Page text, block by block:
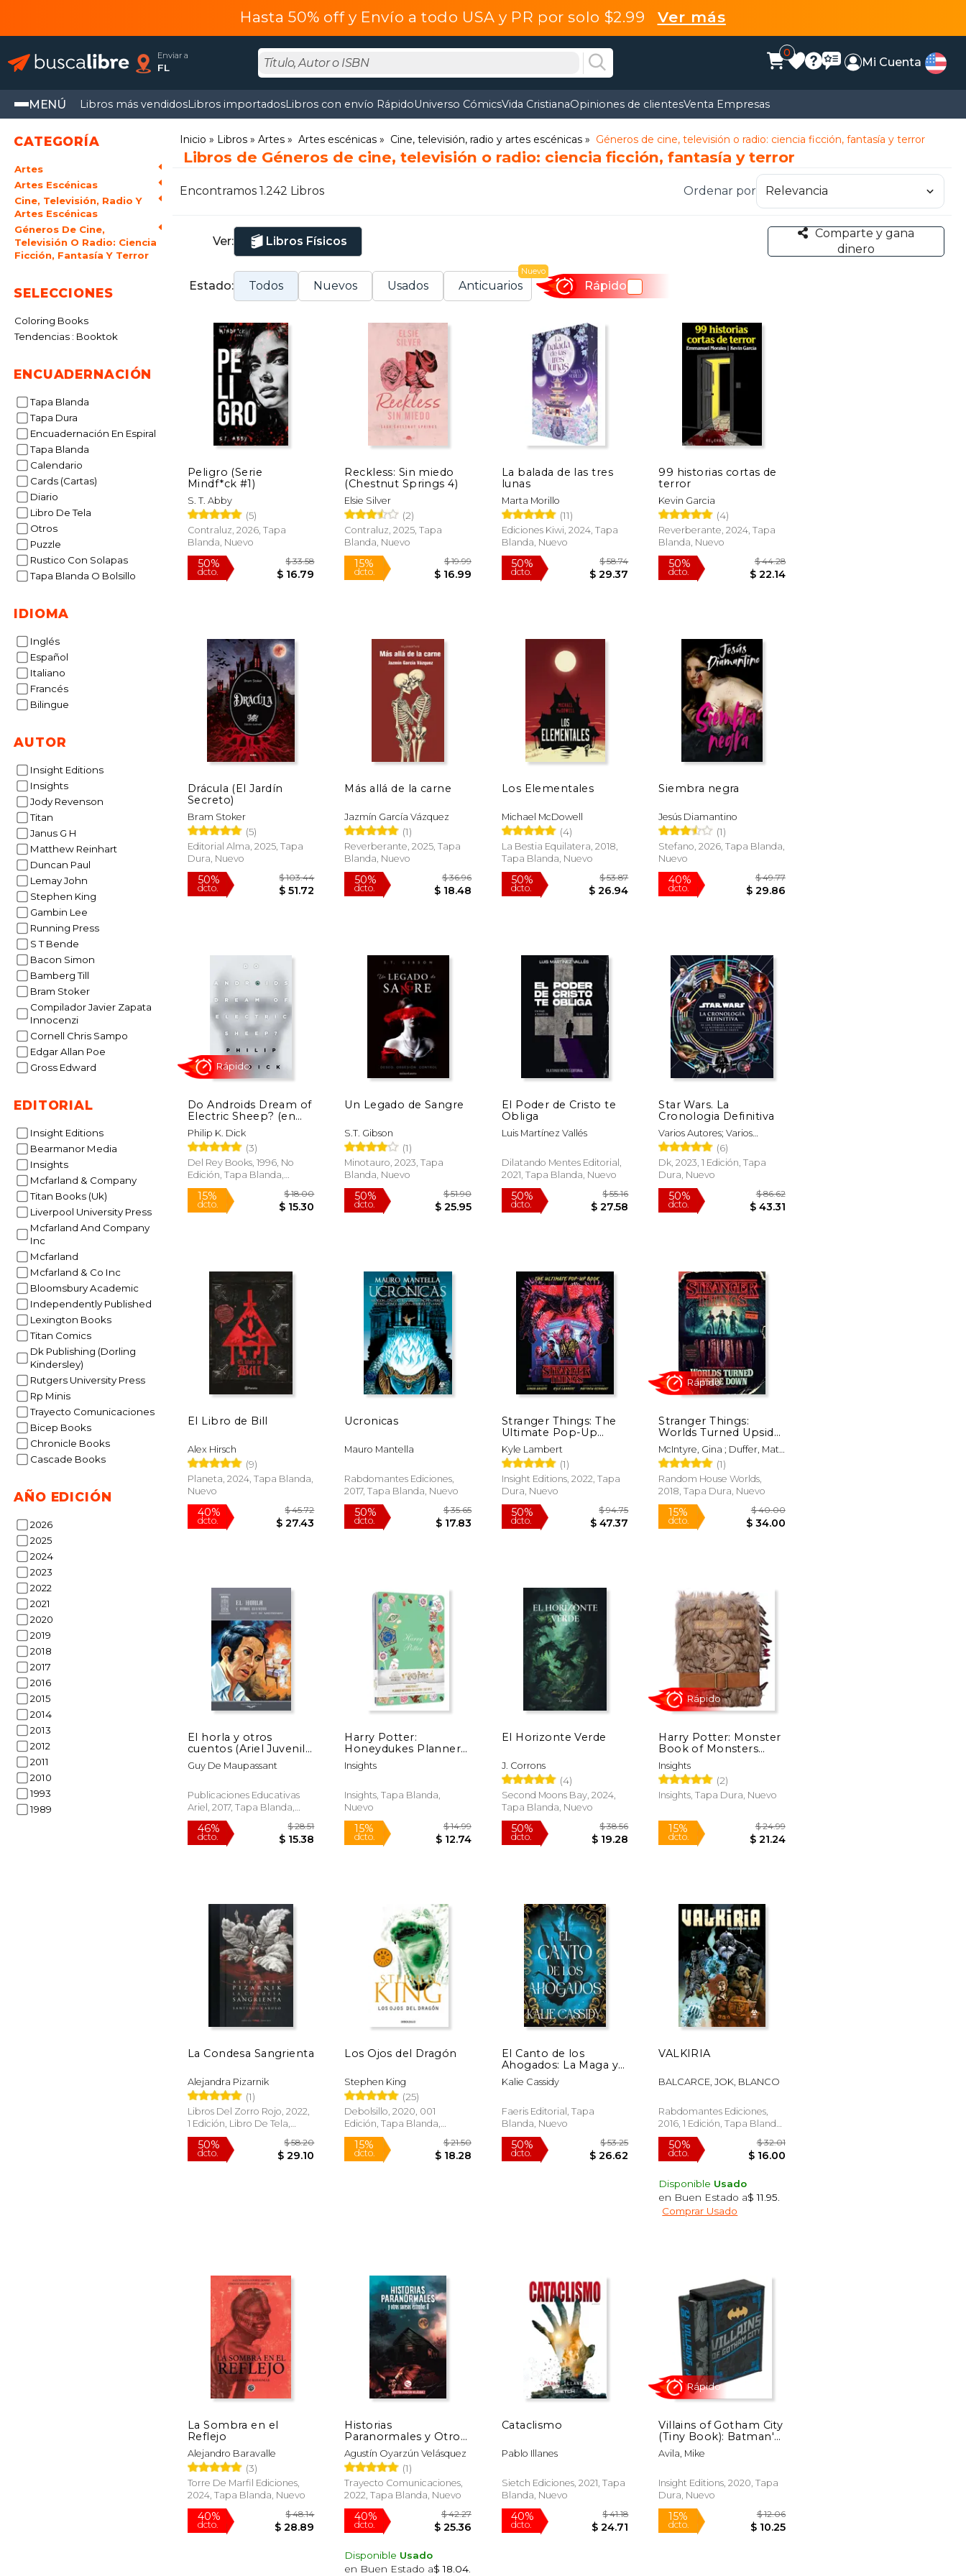
Hasta 50% off y Envío a todo USA y PR por solo $2.99 Ver más
Enviar a
FL
0
Mi Cuenta
MENÚ Libros más vendidosLibros importadosLibros con envío RápidoUniverso CómicsVida CristianaOpiniones de clientesVenta Empresas
CATEGORÍA
Artes
Artes Escénicas
Cine, Televisión, Radio Y
Artes Escénicas
Géneros De Cine,
Televisión O Radio: Ciencia
Ficción, Fantasía Y Terror
SELECCIONES
Coloring Books
Tendencias : Booktok
ENCUADERNACIÓN
Tapa Blanda
Tapa Dura
Encuadernación En Espiral
Tapa Blanda
Calendario
Cards (Cartas)
Diario
Libro De Tela
Otros
Puzzle
Rustico Con Solapas
Tapa Blanda O Bolsillo
IDIOMA
Inglés
Español
Italiano
Francés
Bilingue
AUTOR
Insight Editions
Insights
Jody Revenson
Titan
Janus G H
Matthew Reinhart
Duncan Paul
Lemay John
Stephen King
Gambin Lee
Running Press
S T Bende
Bacon Simon
Bamberg Till
Bram Stoker
Compilador Javier Zapata
Innocenzi
Cornell Chris Sampo
Edgar Allan Poe
Gross Edward
EDITORIAL
Insight Editions
Bearmanor Media
Insights
Mcfarland & Company
Titan Books (Uk)
Liverpool University Press
Mcfarland And Company
Inc
Mcfarland
Mcfarland & Co Inc
Bloomsbury Academic
Independently Published
Lexington Books
Titan Comics
Dk Publishing (Dorling
Kindersley)
Rutgers University Press
Rp Minis
Trayecto Comunicaciones
Bicep Books
Chronicle Books
Cascade Books
AÑO EDICIÓN
2026
2025
2024
2023
2022
2021
2020
2019
2018
2017
2016
2015
2014
2013
2012
2011
2010
1993
1989
Inicio Libros Artes Artes escénicas Cine, televisión, radio y artes escénicas Géneros de cine, televisión o radio: ciencia ficción, fantasía y terror
Libros de Géneros de cine, televisión o radio: ciencia ficción, fantasía y terror
Encontramos 1.242 Libros Ordenar por
Ver: Libros Físicos
Comparte y gana
dinero
Estado: Todos Nuevos Usados Anticuarios
Nuevo
Rápido
Peligro (Serie
Mindf*ck #1)
S. T. Abby
(5)
Contraluz, 2026, Tapa
Blanda, Nuevo
Reckless: Sin miedo
(Chestnut Springs 4)
Elsie Silver
(2)
Contraluz, 2025, Tapa
Blanda, Nuevo
La balada de las tres
lunas
Marta Morillo
(11)
Ediciones Kiwi, 2024, Tapa
Blanda, Nuevo
$ 29.37
99 historias cortas de
terror
Kevin Garcia
(4)
Reverberante, 2024, Tapa
Blanda, Nuevo
Drácula (El Jardín
Secreto)
Bram Stoker
(5)
Editorial Alma, 2025, Tapa
Dura, Nuevo
50%
dcto.
Más allá de la carne
Jazmín García Vázquez
(1)
Reverberante, 2025, Tapa
Blanda, Nuevo
50%
dcto.
Los Elementales
Michael McDowell
(4)
La Bestia Equilatera, 2018,
Tapa Blanda, Nuevo
50%
dcto.
$ 53.87
$ 26.94
Siembra negra
Jesús Diamantino
(1)
Stefano, 2026, Tapa Blanda,
Nuevo
40%
dcto.
Do Androids Dream of
Electric Sheep? (en
Inglés)
Philip K. Dick
(3)
Del Rey Books, 1996, No
Edición, Tapa Blanda,
Nuevo
15%
dcto.
Un Legado de Sangre
S.T. Gibson
(1)
Minotauro, 2023, Tapa
Blanda, Nuevo
50%
dcto.
$ 51.90
$ 25.95
El Poder de Cristo te
Obliga
Luis Martínez Vallés
Dilatando Mentes Editorial,
2021, Tapa Blanda, Nuevo
50%
dcto.
$ 55.16
$ 27.58
Star Wars. La
Cronologia Definitiva
Varios Autores; Varios
Autores
(6)
Dk, 2023, 1 Edición, Tapa
Dura, Nuevo
50%
dcto.
El Libro de Bill
Alex Hirsch
(9)
Planeta, 2024, Tapa Blanda,
Nuevo
40%
dcto.
Ucronicas
Mauro Mantella
Rabdomantes Ediciones,
2017, Tapa Blanda, Nuevo
50%
dcto.
Stranger Things: The
Ultimate Pop-Up
Book (en Inglés)
Kyle Lambert
(1)
Insight Editions, 2022, Tapa
Dura, Nuevo
50%
dcto.
$ 94.75
$ 47.37
Stranger Things:
Worlds Turned Upside
Down: The Official
Behind-The-Scenes
Companion (en
Inglés)
McIntyre, Gina ; Duffer, Matt
; Duffer, Ross (1)
Random House Worlds,
2018, Tapa Dura, Nuevo
15%
dcto.
El horla y otros
cuentos (Ariel Juvenil
Ilustrada)
Guy De Maupassant
Publicaciones Educativas
Ariel, 2017, Tapa Blanda,
Nuevo
46%
Harry Potter:
Honeydukes Planner
Notebook Collection
(Set of 3): (Harry
School, Harry Potter
Gift, Harry Potter
Inglés)
Insights
Insights, Tapa Blanda,
Nuevo
15%
El Horizonte Verde
J. Corrons
(4)
Second Moons Bay, 2024,
Tapa Blanda, Nuevo
50% $ 38.56
Harry Potter: Monster
Book of Monsters
Plush Journal (en
Inglés)
Insights
(2)
Insights, Tapa Dura, Nuevo
15%
La Condesa Sangrienta
Alejandra Pizarnik
(1)
Libros Del Zorro Rojo, 2022,
1 Edición, Libro De Tela,
Nuevo
50%
dcto.
Los Ojos del Dragón
Stephen King
(25)
Debolsillo, 2020, 001
Edición, Tapa Blanda,
Nuevo
15%
dcto.
El Canto de los
Ahogados: La Maga y
la Sirena: Libro 1
Kalie Cassidy
Faeris Editorial, Tapa
Blanda, Nuevo
50%
dcto.
$ 53.25
$ 26.62
VALKIRIA
BALCARCE, JOK, BLANCO
Rabdomantes Ediciones,
2016, 1 Edición, Tapa Blanda,
Nuevo
Disponible Usado
en Buen Estado a$ 11.95
Comprar Usado
La Sombra en el
Reflejo
Alejandro Baravalle
(3)
Torre De Marfil Ediciones,
2024, Tapa Blanda, Nuevo
Historias
Paranormales y Otros
Sucesos Extraños ii
Agustín Oyarzún Velásquez
(1)
Trayecto Comunicaciones,
2022, Tapa Blanda, Nuevo
Disponible Usado
en Buen Estado a$ 18.04
Cataclismo
Pablo Illanes
Sietch Ediciones, 2021, Tapa
Blanda, Nuevo
Villains of Gotham City
(Tiny Book): Batman'S
Rogues Gallery (Tiny
Books) (en Inglés)
Avila, Mike
Insight Editions, 2020, Tapa
Dura, Nuevo